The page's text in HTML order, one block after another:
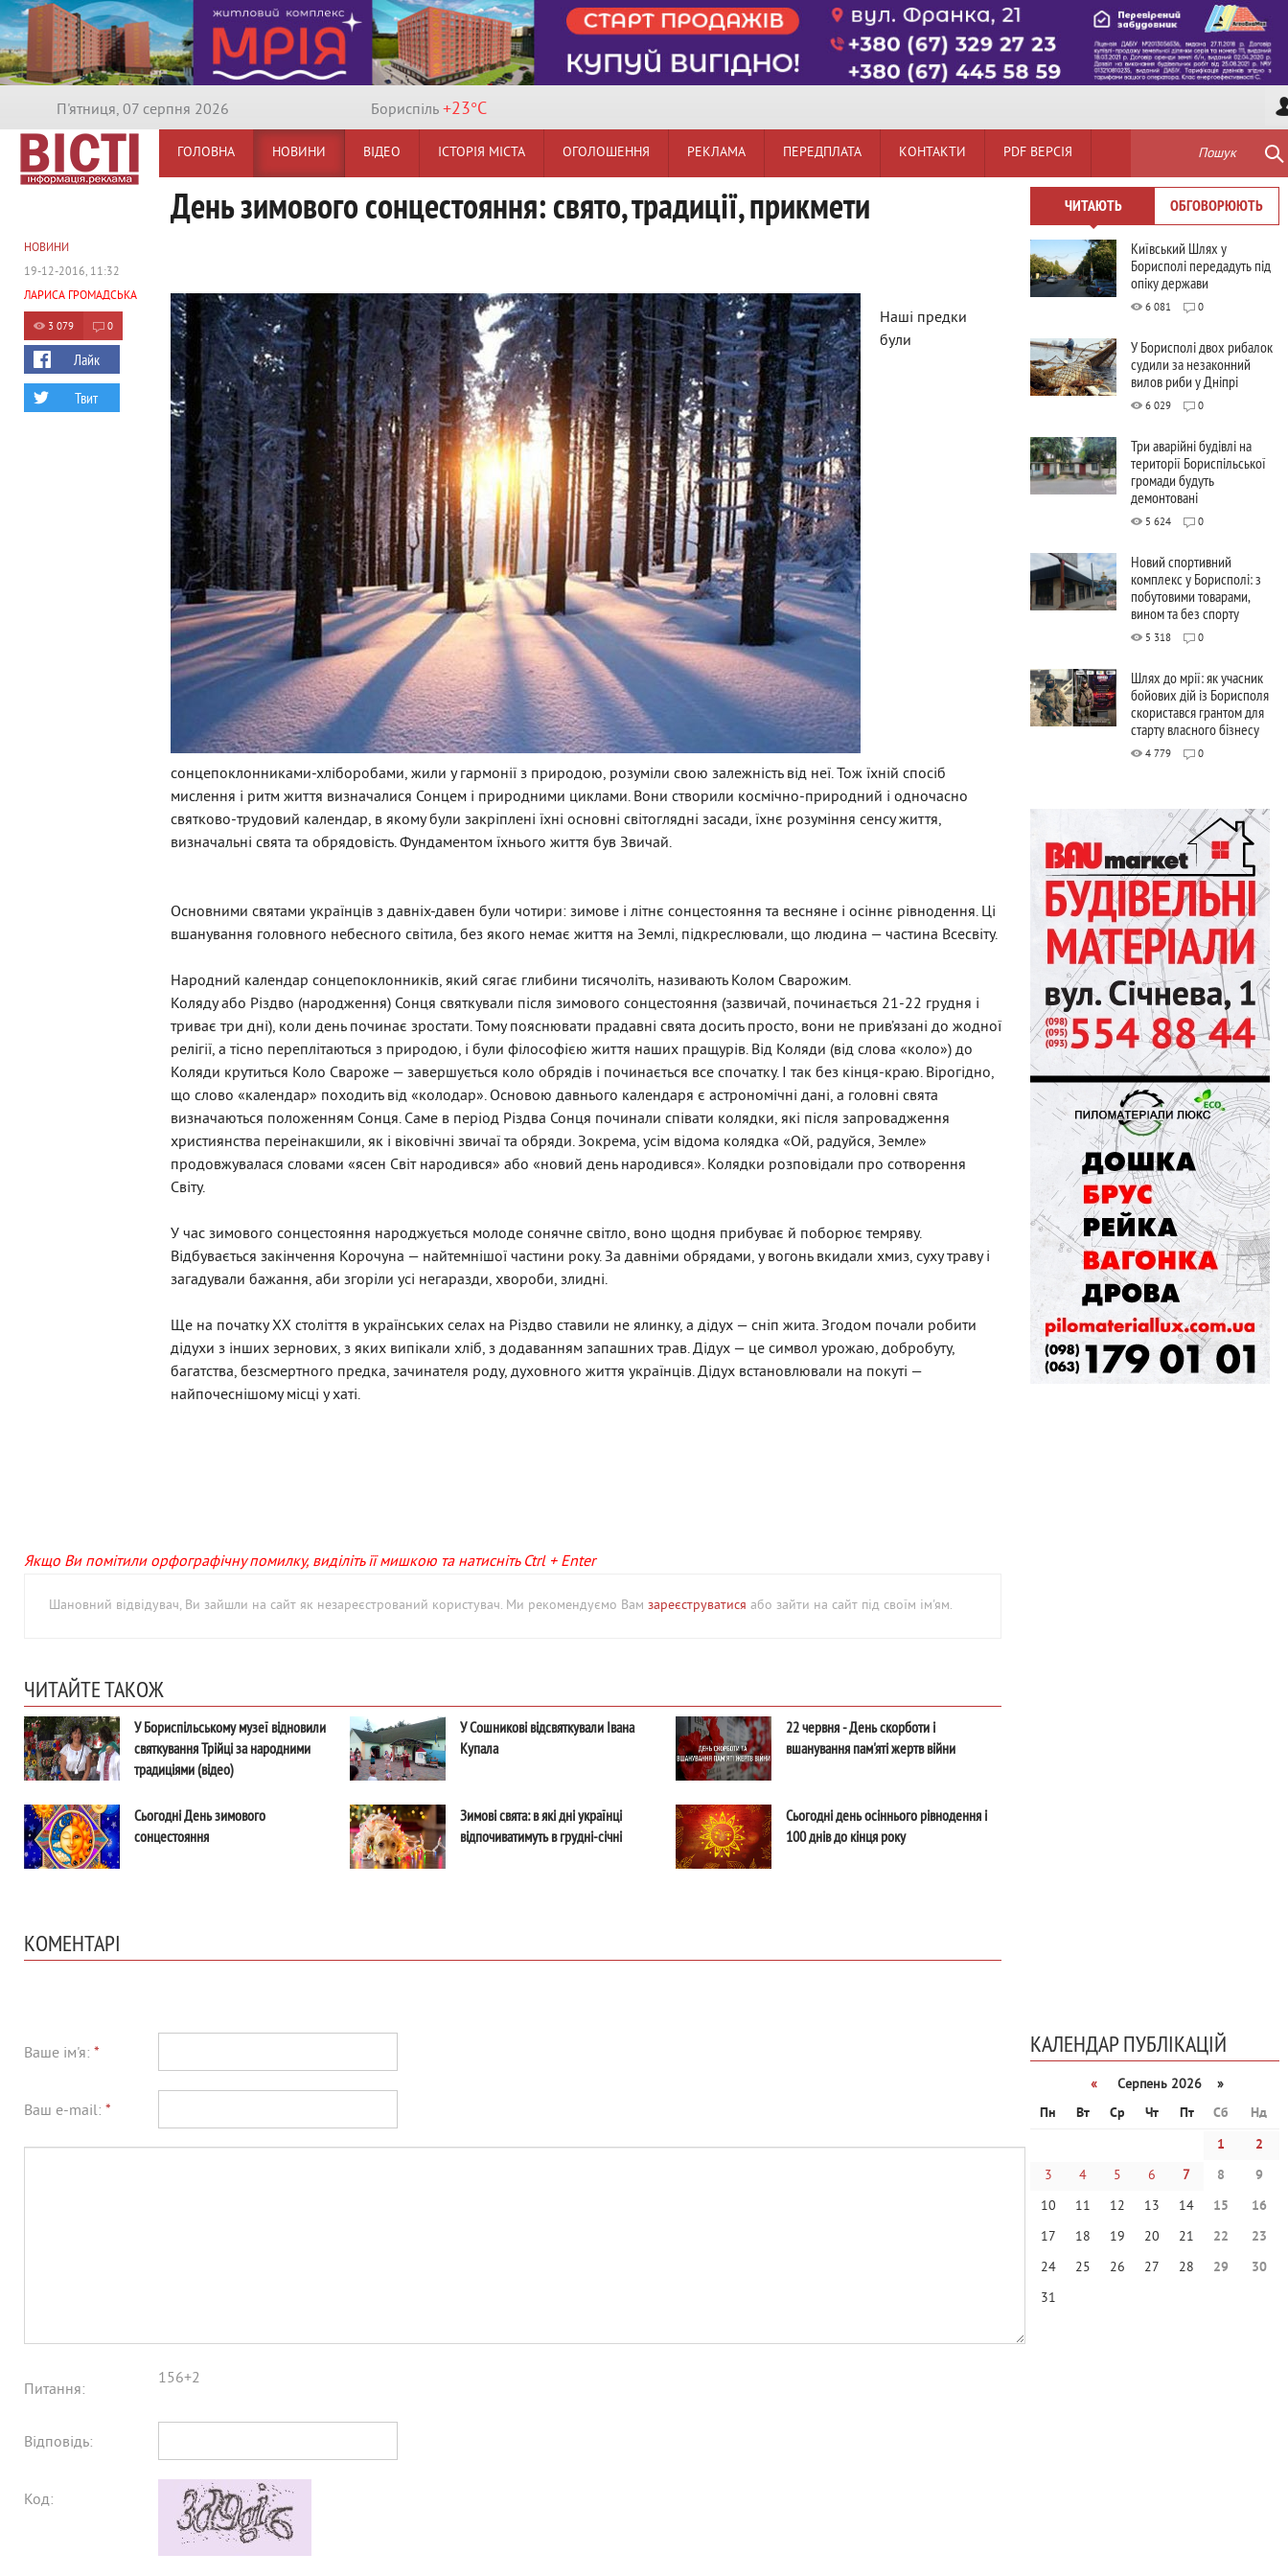
П'ятниця, 07 серпня 2026 Бориспiль +23°C
ГОЛОВНА НОВИНИ ВІДЕО ІСТОРІЯ МІСТА ОГОЛОШЕННЯ РЕКЛАМА ПЕРЕДПЛАТА КОНТАКТИ PDF ВЕРСІЯ Пошук
День зимового сонцестояння: свято, традиції, прикмети
Наші предки
були
сонцепоклонниками-хліборобами, жили у гармонії з природою, розуміли свою залежність від неї. Тож їхній спосіб
мислення і ритм життя визначалися Сонцем і природними циклами. Вони створили космічно-природний і одночасно
святково-трудовий календар, в якому були закріплені їхні основні світоглядні засади, їхнє розуміння сенсу життя,
визначальні свята та обрядовість. Фундаментом їхнього життя був Звичай.
Основними святами українців з давніх-давен були чотири: зимове і літнє сонцестояння та весняне і осіннє рівнодення. Ці
вшанування головного небесного світила, без якого немає життя на Землі, підкреслювали, що людина — частина Всесвіту.
Народний календар сонцепоклонників, який сягає глибини тисячоліть, називають Колом Сварожим.
Коляду або Різдво (народження) Сонця святкували після зимового сонцестояння (зазвичай, починається 21-22 грудня і
триває три дні), коли день починає зростати. Тому пояснювати прадавні свята досить просто, вони не прив’язані до жодної
релігії, а тісно переплітаються з природою, і були філософією життя наших пращурів. Від Коляди (від слова «коло») до
Коляди крутиться Коло Свароже — завершується коло обрядів і починається все спочатку. І так без кінця-краю. Вірогідно,
що слово «календар» походить від «колодар». Основою давнього календаря є астрономічні дані, а головні свята
визначаються положенням Сонця. Саме в період Різдва Сонця починали співати колядки, які після запровадження
християнства переінакшили, як і віковічні звичаї та обряди. Зокрема, усім відома колядка «Ой, радуйся, Земле»
продовжувалася словами «ясен Світ народився» або «новий день народився». Колядки розповідали про сотворення
Світу.
У час зимового сонцестояння народжується молоде сонячне світло, воно щодня прибуває й поборює темряву.
Відбувається закінчення Корочуна — найтемнішої частини року. За давніми обрядами, у вогонь вкидали хмиз, суху траву і
загадували бажання, аби згоріли усі негаразди, хвороби, злидні.
Ще на початку ХХ століття в українських селах на Різдво ставили не ялинку, а дідух — сніп жита. Згодом почали робити
дідухи з інших зернових, з яких випікали хліб, з додаванням запашних трав. Дідух — це символ урожаю, добробуту,
багатства, безсмертного предка, зачинателя роду, духовного життя українців. Дідух встановлювали на покуті —
найпочеснішому місці у хаті.
НОВИНИ
19-12-2016, 11:32
ЛАРИСА ГРОМАДСЬКА
3 079 0
Лайк
Твит
Якщо Ви помітили орфографічну помилку, виділіть її мишкою та натисніть Ctrl + Enter
Шановний відвідувач, Ви зайшли на сайт як незареєстрований користувач. Ми рекомендуємо Вам зареєструватися або зайти на сайт під своїм ім'ям.
ЧИТАЙТЕ ТАКОЖ
У Бориспільському музеї відновили
святкування Трійці за народними
традиціями (відео)
У Сошникові відсвяткували Івана
Купала
22 червня - День скорботи і
вшанування пам'яті жертв війни
Сьогодні День зимового
сонцестояння
Зимові свята: в які дні українці
відпочиватимуть в грудні-січні
Сьогодні день осіннього рівнодення і
100 днів до кінця року
КОМЕНТАРІ
Ваше ім'я: *
Ваш e-mail: *
Питання:
156+2
Відповідь:
Код:
ЧИТАЮТЬ ОБГОВОРЮЮТЬ
Київський Шлях у
Борисполі передадуть під
опіку держави
6 081 0
У Борисполі двох рибалок
судили за незаконний
вилов риби у Дніпрі
6 029 0
Три аварійні будівлі на
території Бориспільської
громади будуть
демонтовані
5 624 0
Новий спортивний
комплекс у Борисполі: з
побутовими товарами,
вином та без спорту
5 318 0
Шлях до мрії: як учасник
бойових дій із Борисполя
скористався грантом для
старту власного бізнесу
4 779 0
КАЛЕНДАР ПУБЛІКАЦІЙ
«
Серпень 2026 »
Пн
Вт Ср Чт Пт Сб
Нд
1
2
3
4 5 6 7 8
9
10
11 12 13 14 15
16
17
18 19 20 21 22
23
24
25 26 27 28 29
30
31